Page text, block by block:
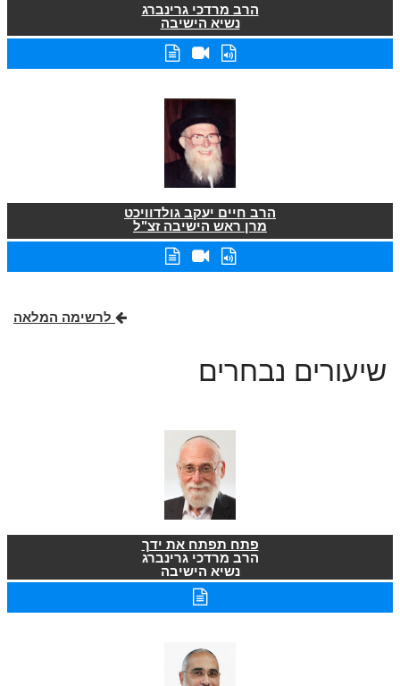
הרב מרדכי גרינברג
נשיא הישיבה
הרב חיים יעקב גולדוויכט
מרן ראש הישיבה זצ"ל
לרשימה המלאה
שיעורים נבחרים
פתח תפתח את ידך
הרב מרדכי גרינברג
נשיא הישיבה